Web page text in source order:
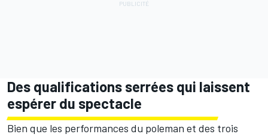
Des qualifications serrées qui laissent
espérer du spectacle
Bien que les performances du poleman et des trois